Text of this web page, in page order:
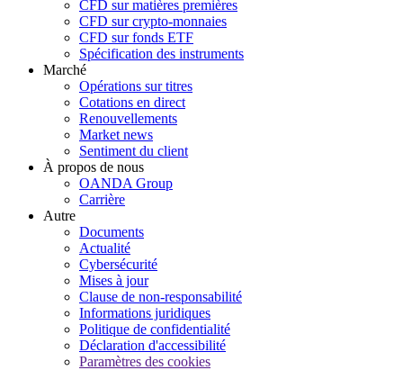
CFD sur matières premières
CFD sur crypto-monnaies
CFD sur fonds ETF
Spécification des instruments
Marché
Opérations sur titres
Cotations en direct
Renouvellements
Market news
Sentiment du client
À propos de nous
OANDA Group
Carrière
Autre
Documents
Actualité
Cybersécurité
Mises à jour
Clause de non-responsabilité
Informations juridiques
Politique de confidentialité
Déclaration d'accessibilité
Paramètres des cookies